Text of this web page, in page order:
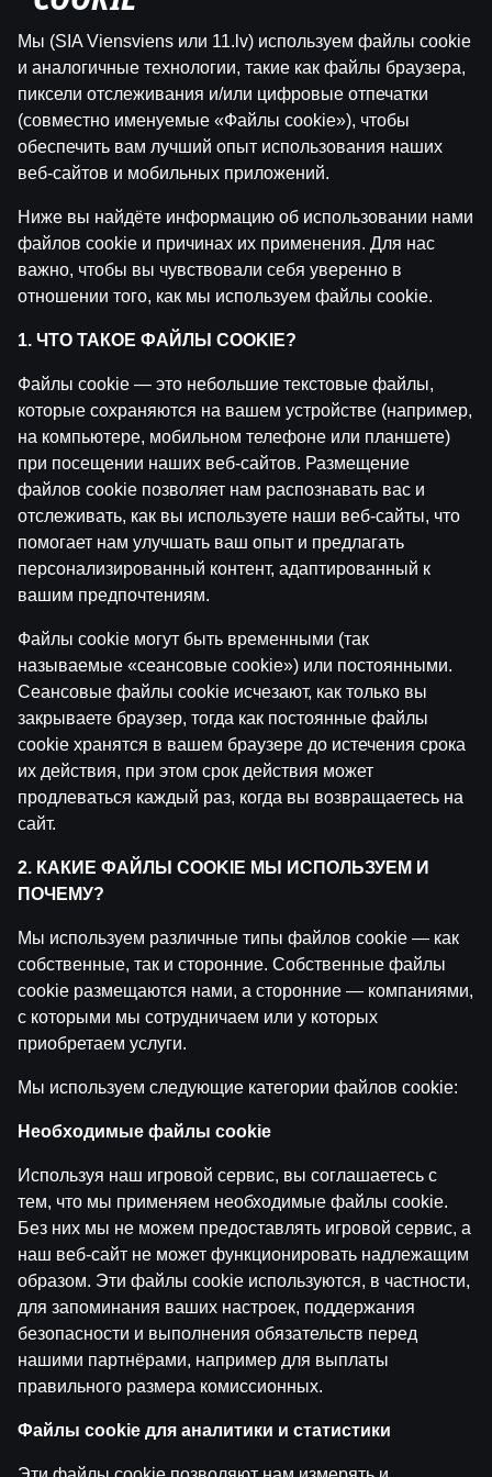
WRC Igaunijas Rallija pirmā diena | Intervijas
byDāvis 23 июл. 2026 г.
Ģenerālis ar Jurģi Kalnu | Pasaules Kauss 2026
Play-off
byDāvis 14 июл. 2026 г.
Maksims Širokovs ar Ģenerāli | Hokeja Nagla
Мы (SIA Viensviens или 11.lv) используем файлы cookie
и аналогичные технологии, такие как файлы браузера,
пиксели отслеживания и/или цифровые отпечатки
(совместно именуемые «Файлы cookie»), чтобы
обеспечить вам лучший опыт использования наших
веб-сайтов и мобильных приложений.
Ниже вы найдёте информацию об использовании нами
файлов cookie и причинах их применения. Для нас
важно, чтобы вы чувствовали себя уверенно в
отношении того, как мы используем файлы cookie.
1. ЧТО ТАКОЕ ФАЙЛЫ COOKIE?
Файлы cookie — это небольшие текстовые файлы,
которые сохраняются на вашем устройстве (например,
на компьютере, мобильном телефоне или планшете)
при посещении наших веб-сайтов. Размещение
файлов cookie позволяет нам распознавать вас и
отслеживать, как вы используете наши веб-сайты, что
помогает нам улучшать ваш опыт и предлагать
персонализированный контент, адаптированный к
вашим предпочтениям.
Файлы cookie могут быть временными (так
называемые «сеансовые cookie») или постоянными.
Сеансовые файлы cookie исчезают, как только вы
закрываете браузер, тогда как постоянные файлы
cookie хранятся в вашем браузере до истечения срока
их действия, при этом срок действия может
продлеваться каждый раз, когда вы возвращаетесь на
сайт.
2. КАКИЕ ФАЙЛЫ COOKIE МЫ ИСПОЛЬЗУЕМ И
ПОЧЕМУ?
Мы используем различные типы файлов cookie — как
собственные, так и сторонние. Собственные файлы
cookie размещаются нами, а сторонние — компаниями,
с которыми мы сотрудничаем или у которых
приобретаем услуги.
Мы используем следующие категории файлов cookie:
Необходимые файлы cookie
Используя наш игровой сервис, вы соглашаетесь с
тем, что мы применяем необходимые файлы cookie.
Без них мы не можем предоставлять игровой сервис, а
наш веб-сайт не может функционировать надлежащим
образом. Эти файлы cookie используются, в частности,
для запоминания ваших настроек, поддержания
безопасности и выполнения обязательств перед
нашими партнёрами, например для выплаты
правильного размера комиссионных.
Файлы cookie для аналитики и статистики